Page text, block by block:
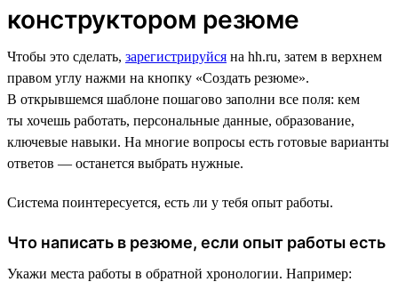
конструктором резюме
Чтобы это сделать, зарегистрируйся на hh.ru, затем в верхнем
правом углу нажми на кнопку «Создать резюме».
В открывшемся шаблоне пошагово заполни все поля: кем
ты хочешь работать, персональные данные, образование,
ключевые навыки. На многие вопросы есть готовые варианты
ответов — останется выбрать нужные.
Система поинтересуется, есть ли у тебя опыт работы.
Что написать в резюме, если опыт работы есть
Укажи места работы в обратной хронологии. Например: